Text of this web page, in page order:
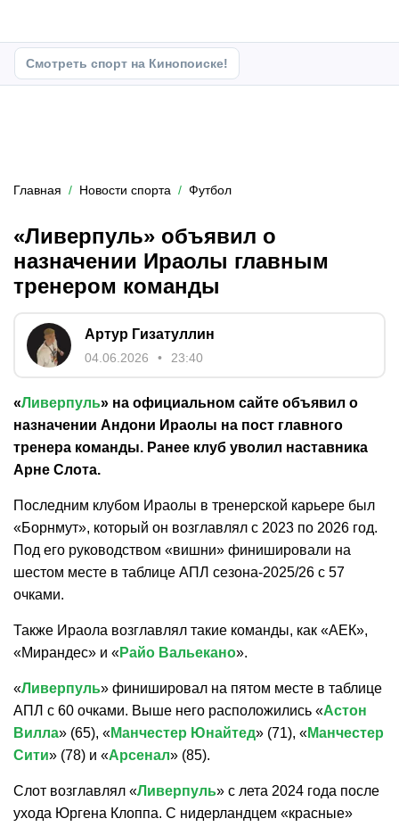
Смотреть спорт на Кинопоиске!
Главная Новости спорта Футбол
«Ливерпуль» объявил о
назначении Ираолы главным
тренером команды
Артур Гизатуллин
04.06.2026 23:40
«Ливерпуль» на официальном сайте объявил о
назначении Андони Ираолы на пост главного
тренера команды. Ранее клуб уволил наставника
Арне Слота.
Последним клубом Ираолы в тренерской карьере был
«Борнмут», который он возглавлял с 2023 по 2026 год.
Под его руководством «вишни» финишировали на
шестом месте в таблице АПЛ сезона-2025/26 с 57
очками.
Также Ираола возглавлял такие команды, как «АЕК»,
«Мирандес» и «Райо Вальекано».
«Ливерпуль» финишировал на пятом месте в таблице
АПЛ с 60 очками. Выше него расположились «Астон
Вилла» (65), «Манчестер Юнайтед» (71), «Манчестер
Сити» (78) и «Арсенал» (85).
Слот возглавлял «Ливерпуль» с лета 2024 года после
ухода Юргена Клоппа. С нидерландцем «красные»